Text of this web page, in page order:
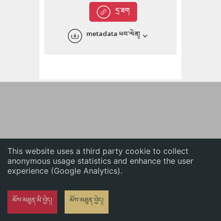
This website uses a third party cookie to collect
anonymous usage statistics and enhance the user
experience (Google Analytics).
མོས་མཐུན་མི་བྱེད། མོས་མཐུན་བྱེད།
English
དྲ་ཐག
metadata ཕབ་ལེན།